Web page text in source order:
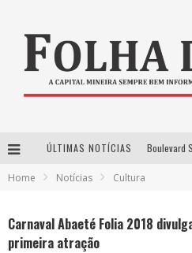
ÚLTIMAS NOTÍCIAS
Home Notícias Cultura
Carnaval Abaeté Folia 2018
primeira atração